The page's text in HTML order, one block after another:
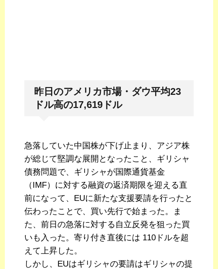
昨日のアメリカ市場・ダウ平均23
ドル高の17,619ドル
急落していた中国株が下げ止まり、アジア株
が総じて堅調な展開となったこと、ギリシャ
債務問題で、ギリシャが国際通貨基金
（IMF）に対する融資の返済期限を迎える直
前になって、EUに新たな支援要請を行ったと
伝わったことで、買い先行で始まった。ま
た、前日の急落に対する自立反発を狙った買
いも入った。寄り付き直後には 110ドルを超
えて上昇した。
しかし、EUはギリシャの要請はギリシャの提